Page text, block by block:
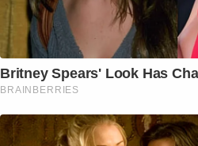
Britney Spears' Look Has
BRAINBERRIES